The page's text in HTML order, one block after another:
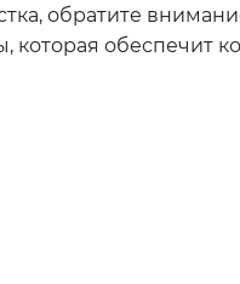
обратите
которая обеспечит